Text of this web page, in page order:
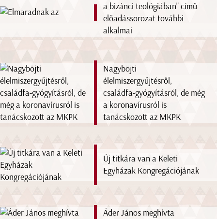
a bizánci teológiában" című
előadássorozat további
alkalmai
Nagyböjti
élelmiszergyűjtésről,
családfa-gyógyításról, de még
a koronavírusról is
tanácskozott az MKPK
Új titkára van a Keleti
Egyházak Kongregációjának
Áder János meghívta